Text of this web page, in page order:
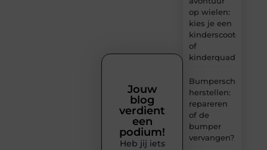
op wielen:
kies je een
kinderscooter
of
kinderquad?
Bumperschade
herstellen:
repareren
of de
bumper
vervangen?
Jouw
blog
verdient
een
podium!
Heb jij iets